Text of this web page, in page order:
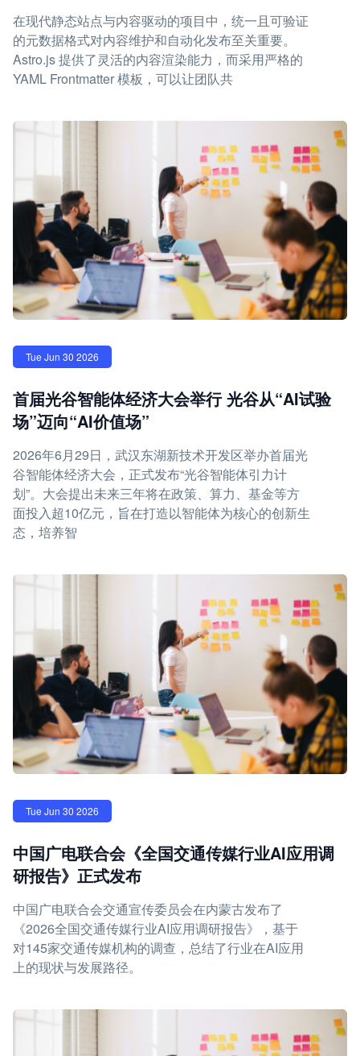
在现代静态站点与内容驱动的项目中，统一且可验证
的元数据格式对内容维护和自动化发布至关重要。
Astro.js 提供了灵活的内容渲染能力，而采用严格的
YAML Frontmatter 模板，可以让团队共
Tue Jun 30 2026
首届光谷智能体经济大会举行 光谷从“AI试验
场”迈向“AI价值场”
2026年6月29日，武汉东湖新技术开发区举办首届光
谷智能体经济大会，正式发布“光谷智能体引力计
划”。大会提出未来三年将在政策、算力、基金等方
面投入超10亿元，旨在打造以智能体为核心的创新生
态，培养智
Tue Jun 30 2026
中国广电联合会《全国交通传媒行业AI应用调
研报告》正式发布
中国广电联合会交通宣传委员会在内蒙古发布了
《2026全国交通传媒行业AI应用调研报告》，基于
对145家交通传媒机构的调查，总结了行业在AI应用
上的现状与发展路径。